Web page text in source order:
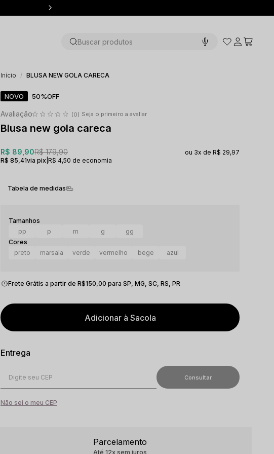
Buscar produtos
Início BLUSA NEW GOLA CARECA
NOVO 50%OFF
(0) Seja o primeiro a avaliar
Blusa new gola careca
R$ 85,41via pix R$ 4,50 de economia
R$ 179,90
R$ 89,90 3x R$ 29,97
Tabela de medidas
pp p m g gg
preto marsala verde vermelho bege azul
Adicionar à Sacola
Frete Grátis a partir de R$150,00 para SP, MG, SC, RS, PR
Não sei o meu CEP
Parcelamento
Até 12x sem juros